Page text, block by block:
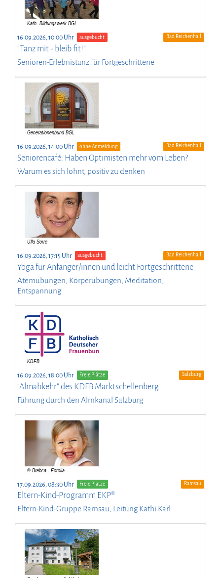
16.09.2026, 10:00 Uhr ausgebucht Bad Reichenhall
"Tanz mit - bleib fit!"
Senioren-Erlebnistanz für Fortgeschrittene
16.09.2026, 14:00 Uhr ohne Anmeldung Bad Reichenhall
Seniorencafé: Haben Optimisten mehr vom Leben?
Warum es sich lohnt, positiv zu denken
16.09.2026, 17:15 Uhr ausgebucht Bad Reichenhall
Yoga für Anfänger/innen und leicht Fortgeschrittene
Atemübungen, Körperübungen, Meditation,
Entspannung
16.09.2026, 18:00 Uhr Freie Plätze Salzburg
"Almabkehr" des KDFB Marktschellenberg
Führung durch den Almkanal Salzburg
17.09.2026, 08:30 Uhr Freie Plätze Ramsau
Eltern-Kind-Programm EKP®
Eltern-Kind-Gruppe Ramsau, Leitung Kathi Karl